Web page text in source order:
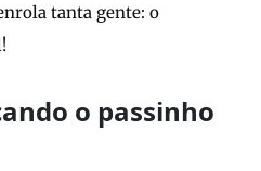
tanta gente: o
o passinho